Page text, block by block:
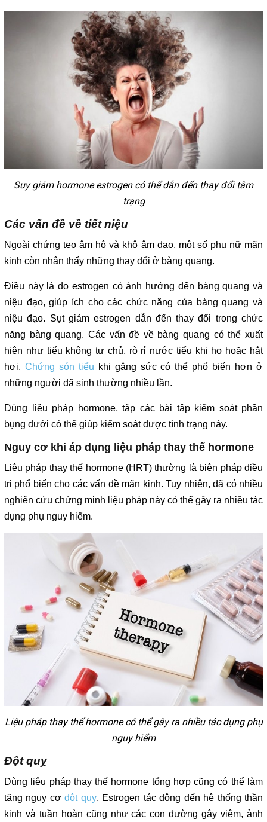
Suy giảm hormone estrogen có thể dẫn đến thay đổi tâm
trạng
Các vấn đề về tiết niệu
Ngoài chứng teo âm hộ và khô âm đạo, một số phụ nữ mãn
kinh còn nhận thấy những thay đổi ở bàng quang.
Điều này là do estrogen có ảnh hưởng đến bàng quang và
niệu đạo, giúp ích cho các chức năng của bàng quang và
niệu đạo. Sụt giảm estrogen dẫn đến thay đổi trong chức
năng bàng quang. Các vấn đề về bàng quang có thể xuất
hiện như tiểu không tự chủ, rò rỉ nước tiểu khi ho hoặc hắt
hơi. Chứng són tiểu khi gắng sức có thể phổ biến hơn ở
những người đã sinh thường nhiều lần.
Dùng liệu pháp hormone, tập các bài tập kiểm soát phần
bụng dưới có thể giúp kiểm soát được tình trạng này.
Nguy cơ khi áp dụng liệu pháp thay thế hormone
Liệu pháp thay thế hormone (HRT) thường là biện pháp điều
trị phổ biến cho các vấn đề mãn kinh. Tuy nhiên, đã có nhiều
nghiên cứu chứng minh liệu pháp này có thể gây ra nhiều tác
dụng phụ nguy hiểm.
Liệu pháp thay thế hormone có thể gây ra nhiều tác dụng phụ
nguy hiểm
Đột quỵ
Dùng liệu pháp thay thế hormone tổng hợp cũng có thể làm
tăng nguy cơđột quỵ. Estrogen tác động đến hệ thống thần
kinh và tuần hoàn cũng như các con đường gây viêm, ảnh